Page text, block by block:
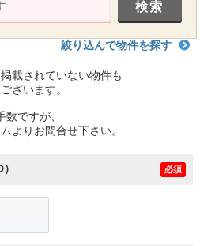
絞り込んで物件を探す
載されていない物件も
ざいます。
数ですが、
よりお問合せ下さい。
必須